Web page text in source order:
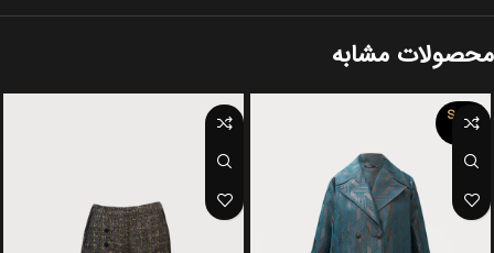
محصولات مشابه
SOLD
OUT